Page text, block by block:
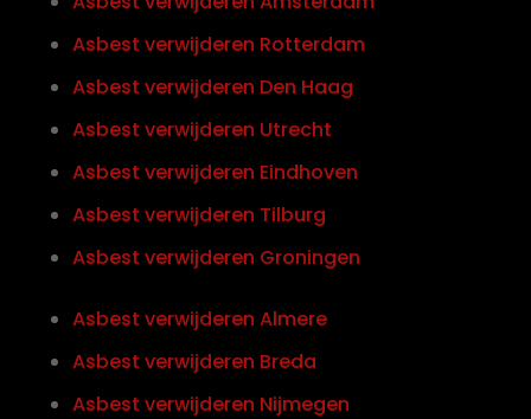
Asbest verwijderen Rotterdam
Asbest verwijderen Den Haag
Asbest verwijderen Utrecht
Asbest verwijderen Eindhoven
Asbest verwijderen Tilburg
Asbest verwijderen Groningen
Asbest verwijderen Almere
Asbest verwijderen Breda
Asbest verwijderen Nijmegen